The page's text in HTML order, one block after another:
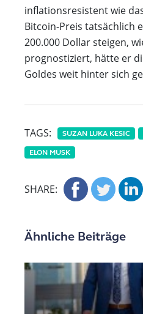
inflationsresistent wie
Bitcoin-Preis tatsächlich
200.000 Dollar steigen,
prognostiziert, hätte er
Goldes weit hinter sich
TAGS: SUZAN LUKA KESIC
ELON MUSK
SHARE:
Ähnliche Beiträge